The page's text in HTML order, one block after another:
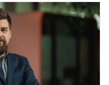
voi
mutta yhteiskunnan
eri toimijoiden